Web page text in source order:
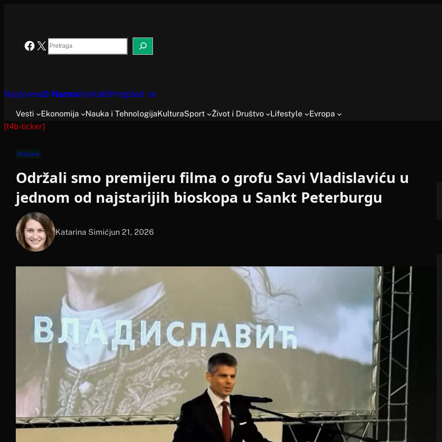
Facebook
X Search
NaslovnaO NamaKontaktPretplati se
Vesti Ekonomija Nauka i TehnologijaKulturaSport Život i Društvo Lifestyle Evropa
[t4b-ticker]
Kultura
Održali smo premijeru filma o grofu Savi Vladislaviću u
jednom od najstarijih bioskopa u Sankt Peterburgu
Katarina Simićjun 21, 2026